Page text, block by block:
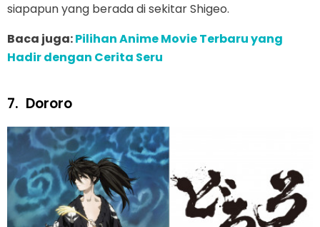
siapapun yang berada di sekitar Shigeo.
Baca juga:Pilihan Anime Movie Terbaru yang
Hadir dengan Cerita Seru
7. Dororo